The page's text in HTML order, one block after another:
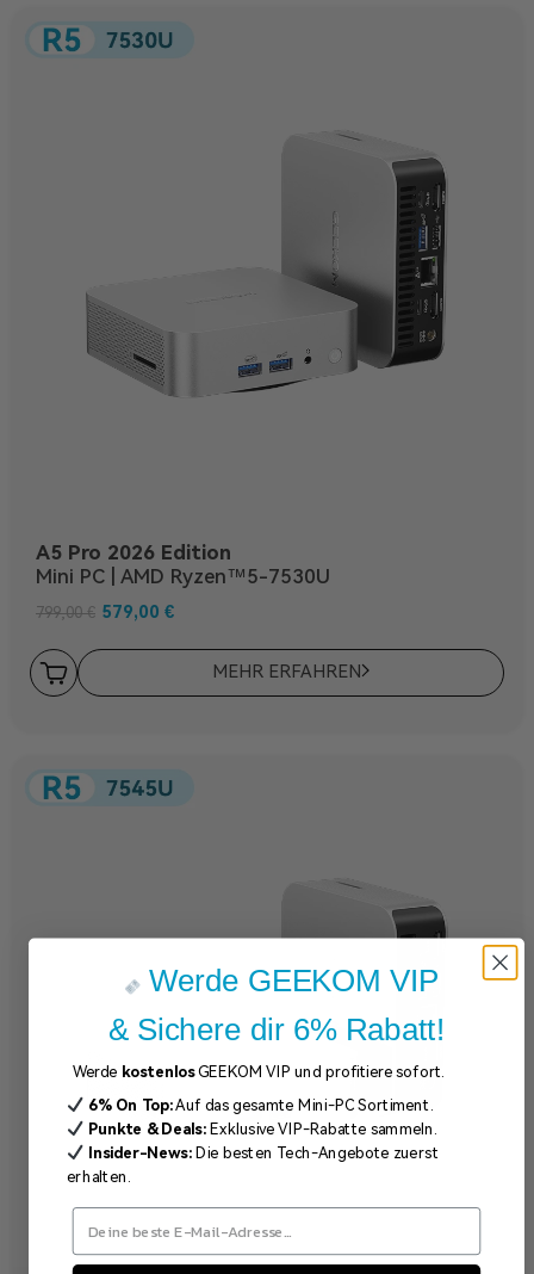
A5 Pro 2026 Edition
Mini PC | AMD Ryzen™5-7530U
799,00€ 579,00 €
MEHR ERFAHREN
Werde GEEKOM VIP
& Sichere dir 6% Rabatt!
Werde kostenlosGEEKOM VIP und profitiere sofort.
6% On Top:Auf das gesamte Mini-PC Sortiment.
Punkte & Deals:Exklusive VIP-Rabatte sammeln.
Insider-News:Die besten Tech-Angebote zuerst
erhalten.